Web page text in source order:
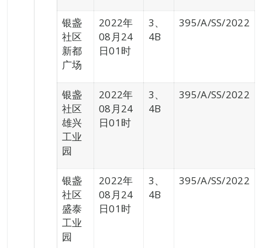
银盏
社区
新都
广场
2022年
08月24
日01时
3、
4B
395/A/SS/2022
银盏
社区
雄兴
工业
园
2022年
08月24
日01时
3、
4B
395/A/SS/2022
银盏
社区
盛泰
工业
园
2022年
08月24
日01时
3、
4B
395/A/SS/2022